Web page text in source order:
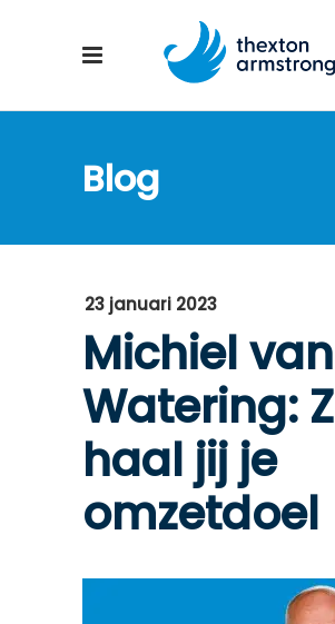
Blog
23 januari 2023
Michiel
Watering:
haal jij je
omzetdoel